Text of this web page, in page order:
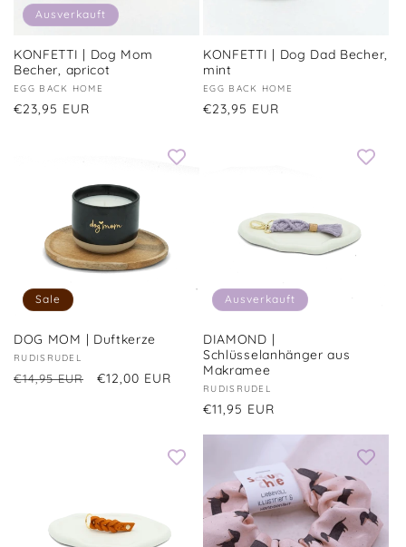
Ausverkauft
KONFETTI | Dog Mom
Becher, apricot
Anbieter:
EGG BACK HOME
Normaler
€23,95 EUR
KONFETTI | Dog Dad Becher,
mint
Anbieter:
EGG BACK HOME
Normaler
€23,95 EUR
Sale
DOG MOM | Duftkerze
Anbieter:
RUDISRUDEL
Normaler
€14,95 EUR Verkaufspreis
€12,00 EUR
Ausverkauft
DIAMOND |
Schlüsselanhänger aus
Makramee
Anbieter:
RUDISRUDEL
Normaler
€11,95 EUR